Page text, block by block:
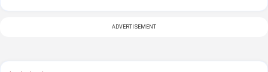
ADVERTISEMENT